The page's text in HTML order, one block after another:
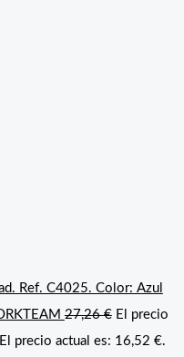
Ref. C4025. Color: Azul
27,26€ El precio
precio actual es: 16,52 €.